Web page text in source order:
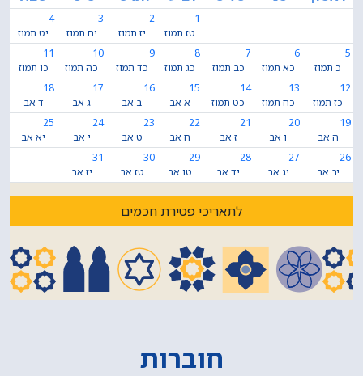
1
טז תמוז
2
יז תמוז
3
יח תמוז
4
יט תמוז
5
כ תמוז
6
כא תמוז
7
כב תמוז
8
כג תמוז
9
כד תמוז
10
כה תמוז
11
כו תמוז
12
כז תמוז
13
כח תמוז
14
כט תמוז
15
א אב
16
ב אב
17
ג אב
18
ד אב
19
ה אב
20
ו אב
21
ז אב
22
ח אב
23
ט אב
24
י אב
25
יא אב
26
יב אב
27
יג אב
28
יד אב
29
טו אב
30
טז אב
31
יז אב
לתאריכי פטירת חכמים
חוברות